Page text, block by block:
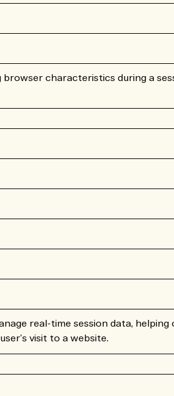
characteristics during a
real-time session data,
visit to a website.